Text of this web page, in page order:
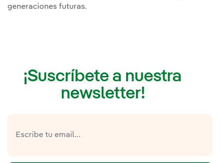
generaciones futuras.
¡Suscríbete a nuestra
newsletter!